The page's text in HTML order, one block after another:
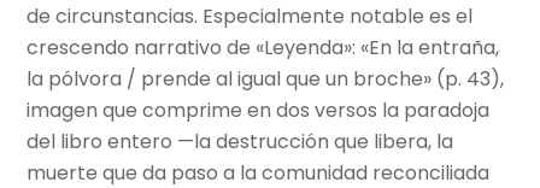
de circunstancias. Especialmente notable es el
crescendo narrativo de «Leyenda»: «En la entraña,
la pólvora / prende al igual que un broche» (p. 43),
imagen que comprime en dos versos la paradoja
del libro entero —la destrucción que libera, la
muerte que da paso a la comunidad reconciliada